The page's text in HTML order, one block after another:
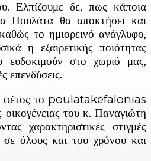
Ελπίζουμε δε, πως κάποια
Πουλάτα θα αποκτήσει και
το ημιορεινό ανάγλυφο,
η εξαιρετικής ποιότητας
ευδοκιμούν στο χωριό μας,
επενδύσεις.
φέτος το poulatakefalonias
του κ. Παναγιώτη
χαρακτηριστικές στιγμές
σε όλους και του χρόνου και